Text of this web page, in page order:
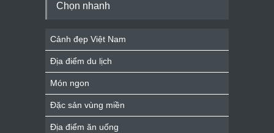
Chọn nhanh
Cảnh đẹp Việt Nam
Địa điểm du lịch
Món ngon
Đặc sản vùng miền
Địa điểm ăn uống